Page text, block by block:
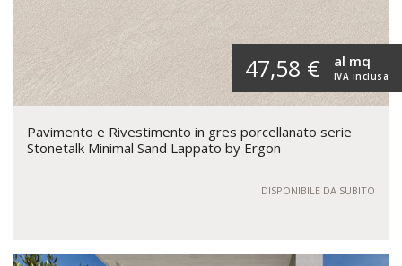
47,58 € IVA inclusa
al mq
Pavimento e Rivestimento in gres porcellanato serie
Stonetalk Minimal Sand Lappato by Ergon
DISPONIBILE DA SUBITO